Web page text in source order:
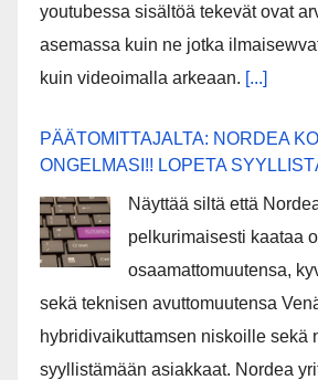
youtubessa sisältöä tekevät ovat
asemassa kuin ne jotka
kuin videoimalla arkeaan. [...]
PÄÄTOMITTAJALTA: NORDEA
ONGELMASI!! LOPETA
Näyttää siltä että
pelkurimaisesti kaataa
osaamattomuutensa,
sekä teknisen avuttomuutensa
hybridivaikuttamsen niskoille sekä
syyllistämään asiakkaat. Nordea